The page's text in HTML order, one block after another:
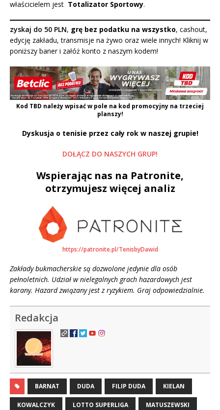
właścicielem jest Totalizator Sportowy.
zyskaj do 50 PLN, grę bez podatku na wszystko, cashout,
edycję zakładu, transmisje na żywo oraz wiele innych! Kliknij w
poniższy baner i załóż konto z naszym kodem!
Kod TBD należy wpisać w pole na kod promocyjny na trzeciej
planszy!
Dyskusja o tenisie przez cały rok w naszej grupie!
DOŁĄCZ DO NASZYCH GRUP!
Wspierając nas na Patronite,
otrzymujesz więcej analiz
https://patronite.pl/TenisbyDawid
Zakłady bukmacherskie są dozwolone jedynie dla osób
pełnoletnich. Udział w nielegalnych grach hazardowych jest
karany. Hazard związany jest z ryzykiem. Graj odpowiedzialnie.
Redakcja
BARNAT DUDA FILIP DUDA KIELAN
KOWALCZYK LOTTO SUPERLIGA MATUSZEWSKI